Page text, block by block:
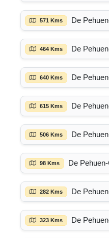
571 Kms De
464 Kms De
640 Kms De
615 Kms De
506 Kms De
98 Kms De
282 Kms De
323 Kms De